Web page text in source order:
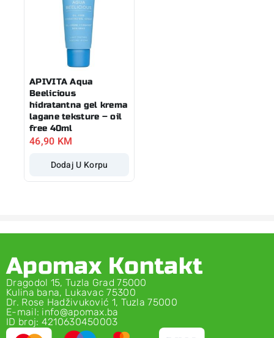
APIVITA Aqua
Beelicious
hidratantna gel krema
lagane teksture – oil
free 40ml
46,90 KM
Dodaj U Korpu
Apomax Kontakt
Dragodol 15, Tuzla Grad 75000
Kulina bana, Lukavac 75300
Dr. Rose Hadživuković 1, Tuzla 75000
E-mail: info@apomax.ba
ID broj: 4210630450003